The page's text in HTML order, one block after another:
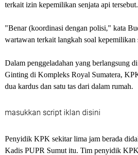
terkait izin kepemilikan senjata api tersebut.
"Benar (koordinasi dengan polisi," kata
wartawan terkait langkah soal kepemilikan
Dalam penggeladahan yang berlangsung
Ginting di Kompleks Royal Sumatera,
dua kardus dan satu tas dari dalam rumah.
masukkan script iklan disini
Penyidik KPK sekitar lima jam berada
Kadis PUPR Sumut itu. Tim penyidik